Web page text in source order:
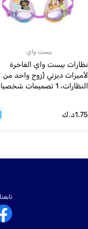
بيست واي
نظارات بيست واي الفاخرة
لأميرات ديزني (زوج واحد من
النظارات، 1 تصميمات
1.75د.ك
تابعنا